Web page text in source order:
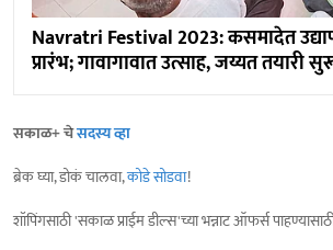
Navratri Festival 2023: कसमादेत
प्रारंभ; गावागावात उत्साह, जय्यत तयारी
सकाळ+ चेसदस्य व्हा
ब्रेक घ्या, डोकं चालवा,कोडे सोडवा!
शॉपिंगसाठी 'सकाळ प्राईम डील्स'च्या भन्नाट ऑफर्स